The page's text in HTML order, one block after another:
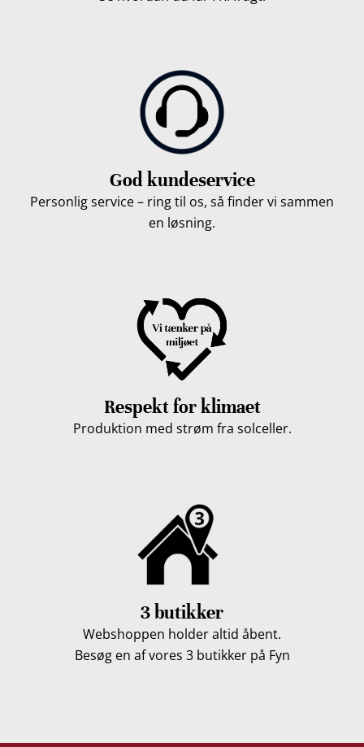
God kundeservice
Personlig service – ring til os, så finder vi sammen
en løsning.
Respekt for klimaet
Produktion med strøm fra solceller.
3 butikker
Webshoppen holder altid åbent.
Besøg en af vores 3 butikker på Fyn